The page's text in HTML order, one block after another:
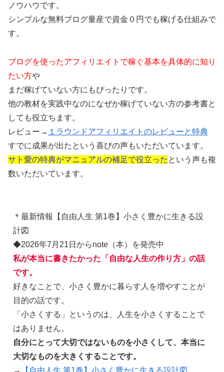
ノウハウです。
シンプルな無料ブログ量産で資金０円でも稼げる仕組みで
す。
ブログを使ったアフィリエイトで稼ぐ基本を具体的に知り
たい方や
まだ稼げていない方にもぴったりです。
他の教材を実践中なのになぜか稼げていない方の参考書と
しても役立ちます。
レビュー→ １ラウンドアフィリエイトのレビューと特典
すでに成果が出たという喜びの声もいただいています。
サト愛の特典がマニュアルの補足で役立ったという声も複
数いただいています。
＊最新情報【自由人生 第1巻】小さく豊かに生きる設
計図
◆2026年7月21日からnote（本）を発売中
私が本当に書きたかった「自由な人生の作り方」の話
です。
好きなことで、小さく豊かに暮らす人を増やすことが
目的の話です。
「小さくする」というのは、人生を小さくすることで
はありません。
自分にとって大切ではないものを小さくして、本当に
大切なものを大きくすることです。
→
【自由人生 第1巻】小さく豊かに生きる設計図